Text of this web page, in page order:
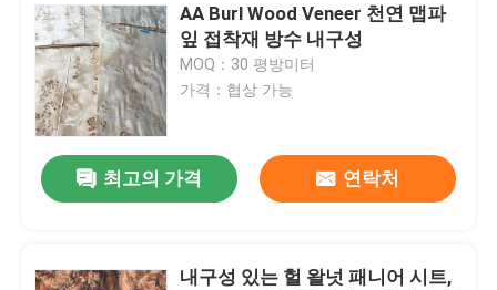
AA Burl Wood Veneer 천연 맵파
잎 접착재 방수 내구성
MOQ：30 평방미터
가격：협상 가능
최고의 가격 연락처
내구성 있는 헐 왈넛 패니어 시트,